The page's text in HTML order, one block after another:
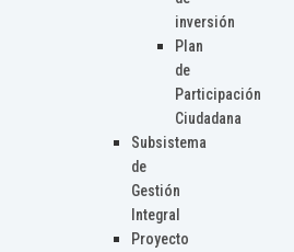
inversión
Plan
de
Participación
Ciudadana
Subsistema
de
Gestión
Integral
Proyecto